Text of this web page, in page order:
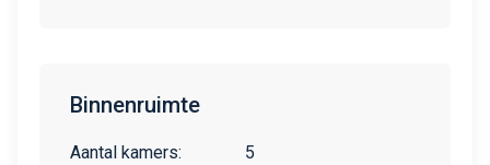
Binnenruimte
Aantal kamers: 5